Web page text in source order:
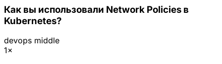
Как вы использовали Network Policies в
Kubernetes?
devops middle
1×